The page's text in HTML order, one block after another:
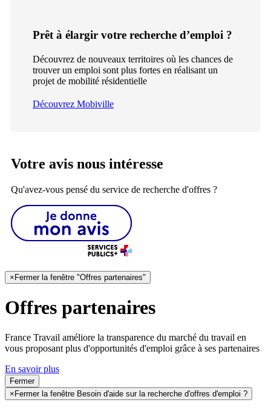
Prêt à élargir votre recherche d’emploi ?
Découvrez de nouveaux territoires où les chances de
trouver un emploi sont plus fortes en réalisant un
projet de mobilité résidentielle
Découvrez Mobiville
Votre avis nous intéresse
Qu'avez-vous pensé du service de recherche d'offres ?
× Fermer la fenêtre "Offres partenaires"
Offres partenaires
France Travail améliore la transparence du marché du travail en
vous proposant plus d'opportunités d'emploi grâce à ses partenaires
En savoir plus
Fermer
×Fermer la fenêtre Besoin d'aide sur la recherche d'offres d'emploi ?